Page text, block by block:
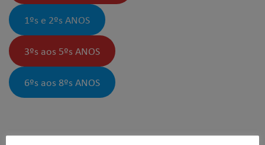
1ºs e 2ºs ANOS
3ºs aos 5ºs ANOS
6ºs aos 8ºs ANOS